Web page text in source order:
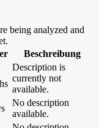
being analyzed and
Beschreibung
Description is
currently not
available.
No description
available.